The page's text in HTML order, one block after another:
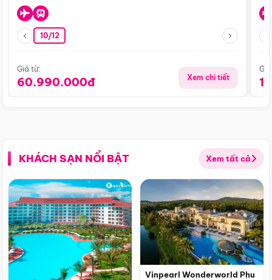
10/12
Giá từ:
60.990.000đ Xem chi tiết
KHÁCH SẠN NỔI BẬT Xem tất cả
Vinpearl Wonderworld Phu